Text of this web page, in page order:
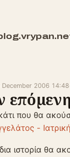
December 2006 14:48
που θα
-
ιστορία θα